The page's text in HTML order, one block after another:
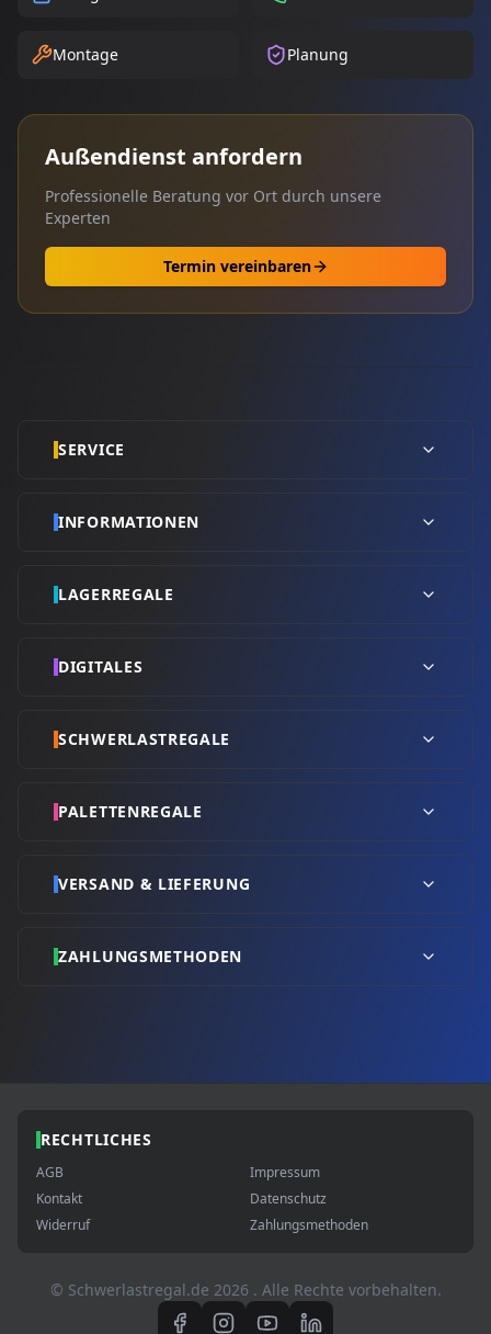
Montage Planung
Außendienst anfordern
Professionelle Beratung vor Ort durch unsere
Experten
Termin vereinbaren
SERVICE
INFORMATIONEN
LAGERREGALE
DIGITALES
SCHWERLASTREGALE
PALETTENREGALE
VERSAND & LIEFERUNG
ZAHLUNGSMETHODEN
RECHTLICHES
AGB
Impressum
Kontakt
Datenschutz
Widerruf
Zahlungsmethoden
© Schwerlastregal.de 2026 . Alle Rechte vorbehalten.